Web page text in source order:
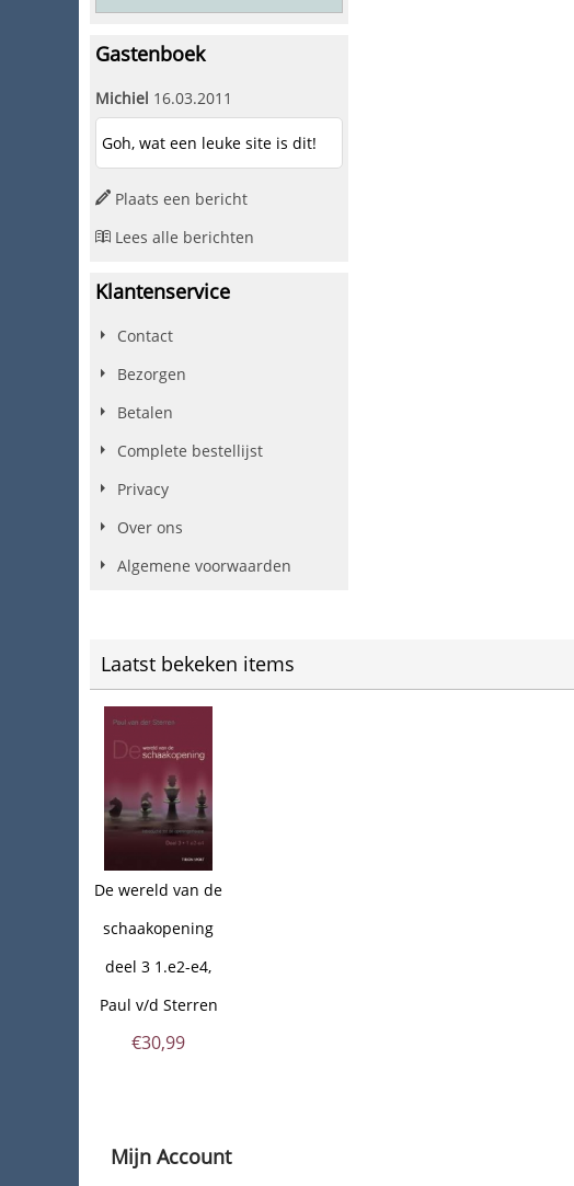
Gastenboek
Michiel 16.03.2011
Goh, wat een leuke site is dit!
Plaats een bericht
Lees alle berichten
Klantenservice
Contact
Bezorgen
Betalen
Complete bestellijst
Privacy
Over ons
Algemene voorwaarden
Laatst bekeken items
De wereld van de
schaakopening
deel 3 1.e2-e4,
Paul v/d Sterren
€30,99
Mijn Account